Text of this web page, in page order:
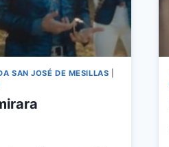
SAN JOSÉ DE MESILLAS